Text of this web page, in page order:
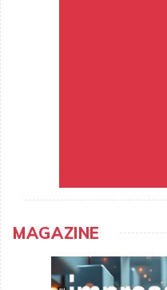
MAGAZINE